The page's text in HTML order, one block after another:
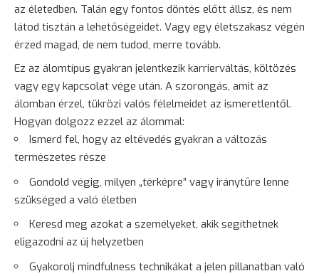
az életedben. Talán egy fontos döntés előtt állsz, és nem
látod tisztán a lehetőségeidet. Vagy egy életszakasz végén
érzed magad, de nem tudod, merre tovább.
Ez az álomtípus gyakran jelentkezik karrierváltás, költözés
vagy egy kapcsolat vége után. A szorongás, amit az
álomban érzel, tükrözi valós félelmeidet az ismeretlentől.
Hogyan dolgozz ezzel az álommal:
Ismerd fel, hogy az eltévedés gyakran a változás
természetes része
Gondold végig, milyen „térképre” vagy iránytűre lenne
szükséged a való életben
Keresd meg azokat a személyeket, akik segíthetnek
eligazodni az új helyzetben
Gyakorolj mindfulness technikákat a jelen pillanatban való